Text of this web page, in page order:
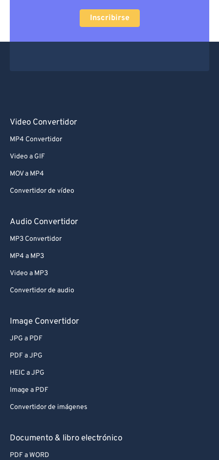
Inscribirse
Video Convertidor
MP4 Convertidor
Video a GIF
MOV a MP4
Convertidor de vídeo
Audio Convertidor
MP3 Convertidor
MP4 a MP3
Video a MP3
Convertidor de audio
Image Convertidor
JPG a PDF
PDF a JPG
HEIC a JPG
Image a PDF
Convertidor de imágenes
Documento & libro electrónico
PDF a WORD